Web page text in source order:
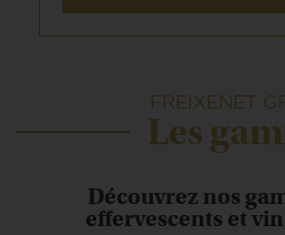
FREIXENET
Les
Découvrez nos
effervescents et